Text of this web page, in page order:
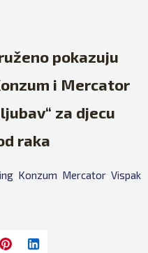
pokazuju
i Mercator
za djecu
raka
Konzum Mercator Vispak